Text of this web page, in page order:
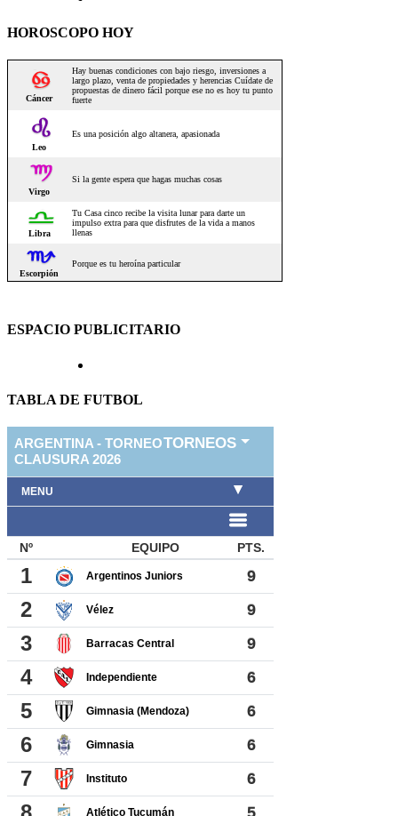
HOROSCOPO HOY
ESPACIO PUBLICITARIO
TABLA DE FUTBOL